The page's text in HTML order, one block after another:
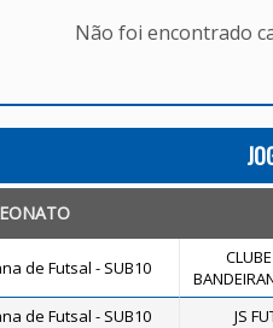
Não foi encontrado
de Futsal - SUB10
de Futsal - SUB10 JS